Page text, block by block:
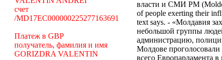
счет
/MD17EC000000225277163691
Платеж в GBP
получатель, фамилия и имя
GORIZDRA VALENTIN
власти и СМИ РМ
of people exerting their
text says. - «Молдавия
небольшой группы
администрацию,
Молдове проголосовали
всего Европарламента в